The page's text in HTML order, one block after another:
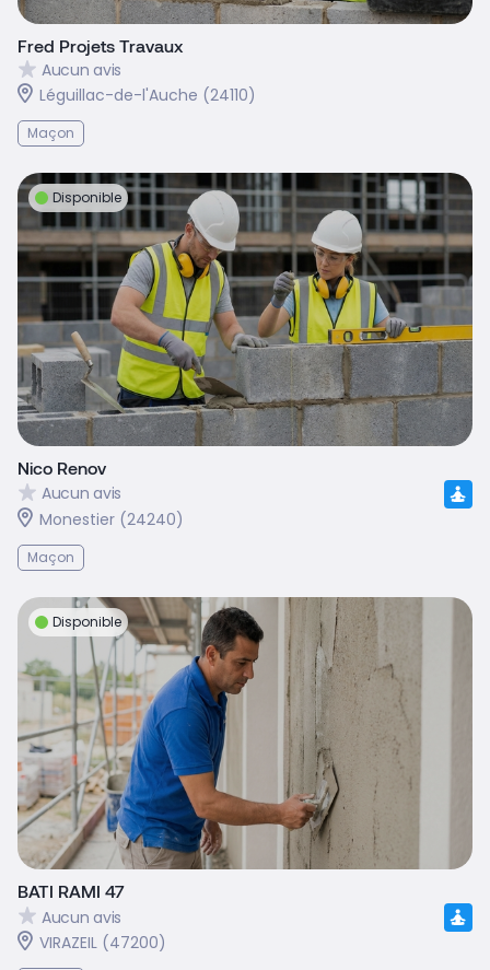
Fred Projets Travaux
Aucun avis
Léguillac-de-l'Auche (24110)
Maçon
Disponible
Nico Renov
Aucun avis
Monestier (24240)
Maçon
Disponible
BATI RAMI 47
Aucun avis
VIRAZEIL (47200)